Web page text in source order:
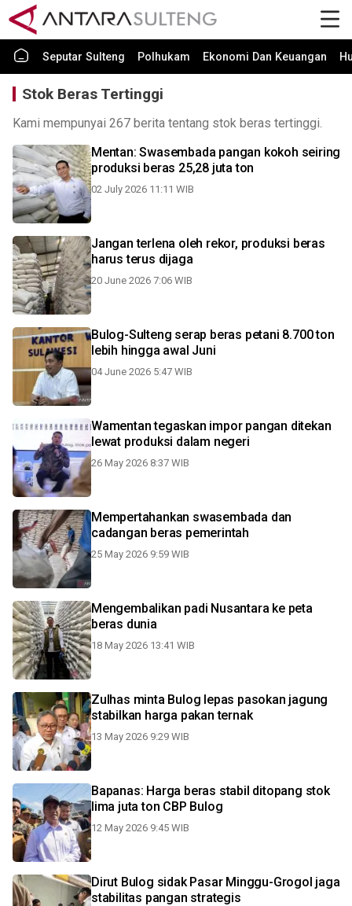
Seputar Sulteng Polhukam Ekonomi Dan Keuangan
Stok Beras Tertinggi
Kami mempunyai 267 berita tentang stok beras tertinggi.
Mentan: Swasembada pangan kokoh seiring
produksi beras 25,28 juta ton
02 July 2026 11:11 WIB
Jangan terlena oleh rekor, produksi beras
harus terus dijaga
20 June 2026 7:06 WIB
Bulog-Sulteng serap beras petani 8.700 ton
lebih hingga awal Juni
04 June 2026 5:47 WIB
Wamentan tegaskan impor pangan ditekan
lewat produksi dalam negeri
26 May 2026 8:37 WIB
Mempertahankan swasembada dan
cadangan beras pemerintah
25 May 2026 9:59 WIB
Mengembalikan padi Nusantara ke peta
beras dunia
18 May 2026 13:41 WIB
Zulhas minta Bulog lepas pasokan jagung
stabilkan harga pakan ternak
13 May 2026 9:29 WIB
Bapanas: Harga beras stabil ditopang stok
lima juta ton CBP Bulog
12 May 2026 9:45 WIB
Dirut Bulog sidak Pasar Minggu-Grogol jaga
stabilitas pangan strategis